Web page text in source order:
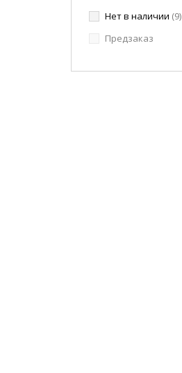
Нет в наличии (9)
Предзаказ